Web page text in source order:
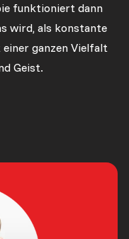
funktioniert dann
wird, als konstante
ganzen Vielfalt
Geist.